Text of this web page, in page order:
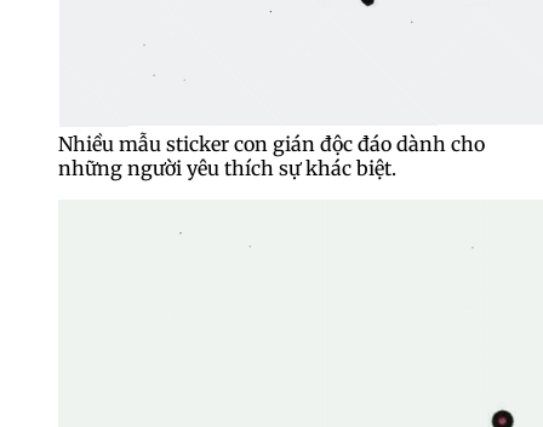
Nhiều mẫu sticker con gián độc đáo dành cho
những người yêu thích sự khác biệt.